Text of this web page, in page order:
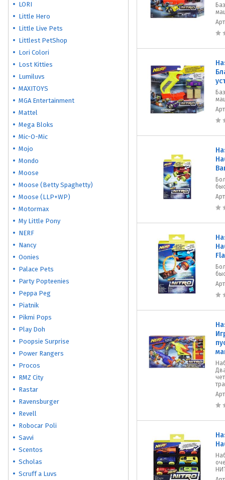
LORI
Little Hero
Little Live Pets
Littlest PetShop
Lori Colori
Lost Kitties
Lumiluvs
MAXITOYS
MGA Entertainment
Mattel
Mega Bloks
Mic-O-Mic
Mojo
Mondo
Moose
Moose (Betty Spaghetty)
Moose (LLP+WP)
Motormax
My Little Pony
NERF
Nancy
Oonies
Palace Pets
Party Popteenies
Peppa Peg
Piatnik
Pikmi Pops
Play Doh
Poopsie Surprise
Power Rangers
Procos
RMZ City
Rastar
Ravensburger
Revell
Robocar Poli
Savvi
Scentos
Scholas
Scruff a Luvs